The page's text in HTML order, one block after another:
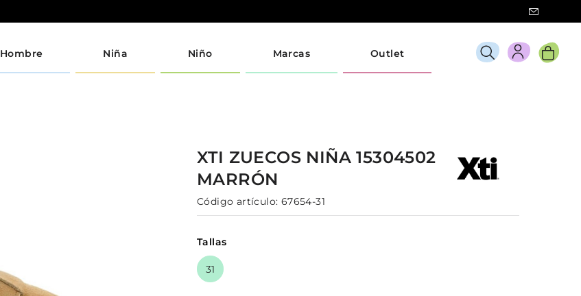
Hombre Niña Niño Marcas Outlet
XTI ZUECOS NIÑA15304502
MARRÓN
Código artículo: 67654-31
Tallas
31